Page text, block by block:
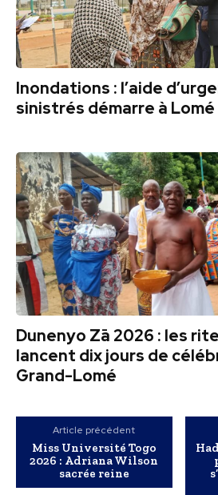
Inondations : l’aide
sinistrés démarre à Lomé
Dunenyo Zā 2026 : les
lancent dix jours de
Grand-Lomé
Article précédent
Miss Université Togo
2026 : Adriana Wilson
sacrée reine